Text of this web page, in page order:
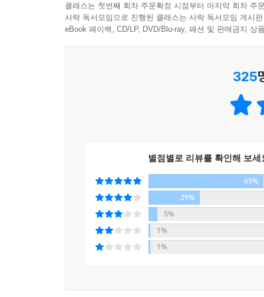
클래스는 첫번째 회차 주문확정 시점부터 마지막 회차 주
사락 독서모임으로 진행된 클래스는 사락 독서모임 게시
eBook 페이백, CD/LP, DVD/Blu-ray, 패션 및 판매금지 상
325
별점별로 리뷰를 확인해 보세
65%
29%
5%
1%
1%